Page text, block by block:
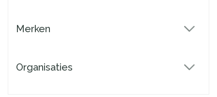
Merken
Organisaties